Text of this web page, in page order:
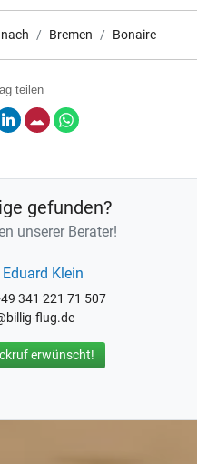
Bremen Bonaire
teilen
LinkedInE-Mail
gefunden?
unserer Berater!
Eduard Klein
341 221 71 507
flug.de
erwünscht!